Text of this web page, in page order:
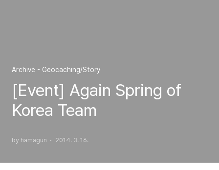
Archive - Geocaching/Story
[Event] Again Spring of
Korea Team
by hamagun 2014. 3. 16.